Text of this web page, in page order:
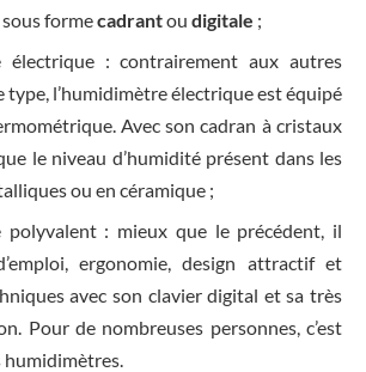
formecadrantou digitale ;
électrique : contrairement aux autres
type, l’humidimètre électrique est équipé
Avec son cadran à cristaux
le niveau d’humidité présent dans les
ou en céramique ;
polyvalent : mieux que le précédent, il
ergonomie, design attractif et
avec son clavier digital et sa très
Pour de nombreuses personnes, c’est
humidimètres.